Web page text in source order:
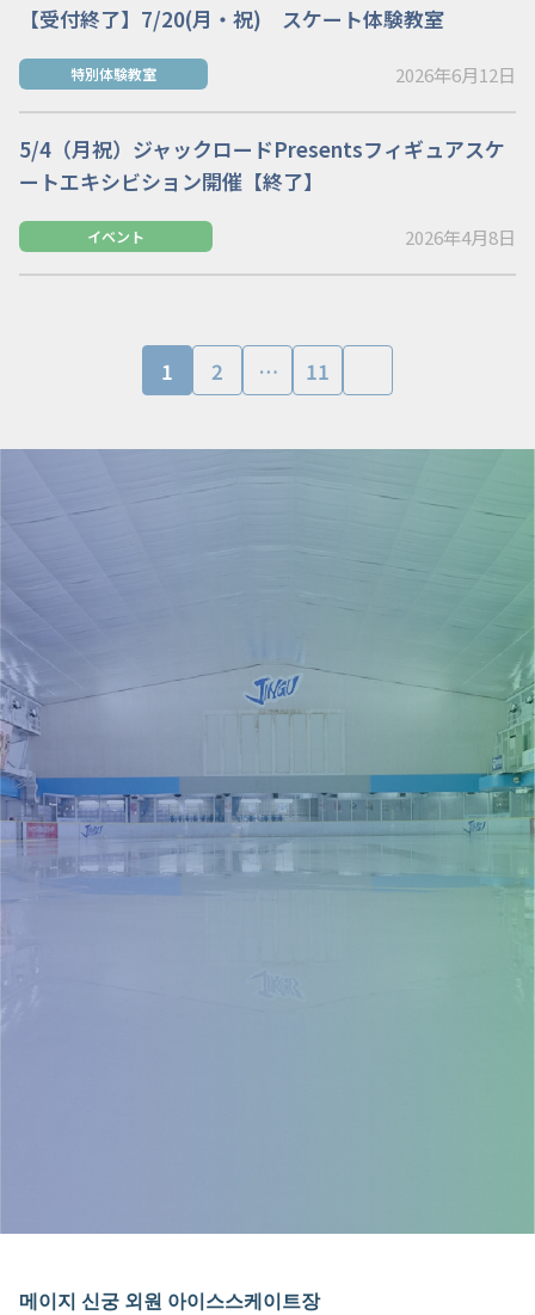
特別体験教室
【受付終了】7/20(月・祝) スケート体験教室
2026年6月12日
イベント
5/4（月祝）ジャックロードPresentsフィギュアスケ
ートエキシビション開催【終了】
2026年4月8日
1 2 … 11
사전 티켓 구입으로 원활하게 입장
메이지 신궁 외원 아이스스케이트장